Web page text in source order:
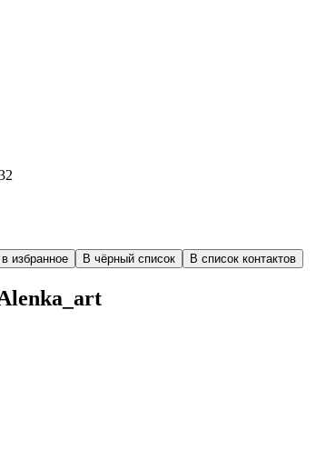
избранное В чёрный список В список контактов